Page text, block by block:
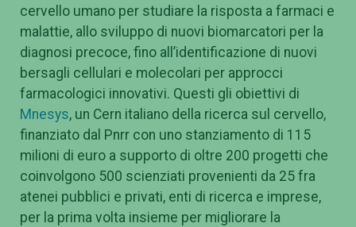
cervello umano per studiare la risposta a farmaci e
malattie, allo sviluppo di nuovi biomarcatori per la
diagnosi precoce, fino all’identificazione di nuovi
bersagli cellulari e molecolari per approcci
farmacologici innovativi. Questi gli obiettivi di
Mnesys, un Cern italiano della ricerca sul cervello,
finanziato dal Pnrr con uno stanziamento di 115
milioni di euro a supporto di oltre 200 progetti che
coinvolgono 500 scienziati provenienti da 25 fra
atenei pubblici e privati, enti di ricerca e imprese,
per la prima volta insieme per migliorare la